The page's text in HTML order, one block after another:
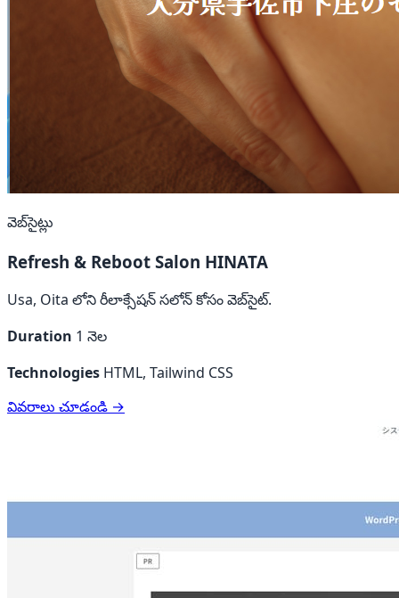
వెబ్‌సైట్లు
Refresh & Reboot Salon HINATA
Usa, Oita లోని రీలాక్సేషన్ సలోన్ కోసం వెబ్‌సైట్.
Duration 1 నెల
Technologies HTML, Tailwind CSS
వివరాలు చూడండి →